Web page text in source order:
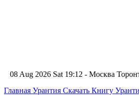
08 Aug 2026 Sat 19:12 - Москва
Главная Урантия Скачать Книгу